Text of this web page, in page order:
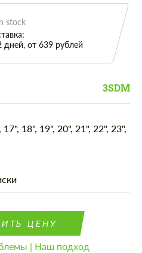
stock
дней, от 639 рублей
3SDM
17", 18", 19", 20", 21", 22", 23",
ЦЕНУ
| Наш подход